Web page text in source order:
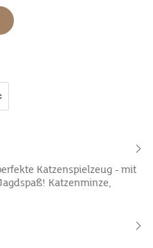
Katzenspielzeug - mit
Katzenminze,